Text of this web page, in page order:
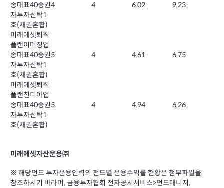
종대표40증권
자투자신탁1
호(채권혼합)
4 4 6.02 9.23
미래에셋퇴직
플랜이머징업
종대표40증권
자투자신탁1
호(채권혼합)
5 4 4.61 6.75
미래에셋퇴직
플랜친디아업
종대표40증권
자투자신탁1
호(채권혼합)
5 4 4.94 6.26
미래에셋자산운용㈜
※ 해당펀드 투자운용인력의 펀드별 운용수익률 현황은 첨부파일을
참조하시기 바라며, 금융투자협회 전자공시서비스>펀드매니저,